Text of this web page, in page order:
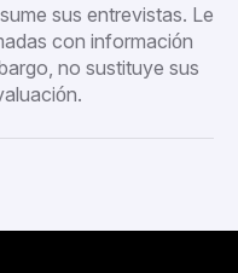
sus entrevistas. Le
con información
no sustituye sus